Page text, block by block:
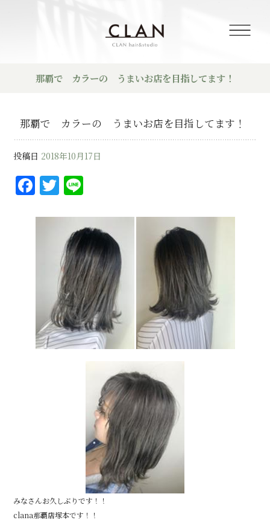
那覇で カラーの うまいお店を目指してます！
那覇で カラーの うまいお店を目指してます！
投稿日 2018年10月17日
F
a
c
k
T
w
it
te
r
e
みなさんお久しぶりです！！
clana那覇店塚本です！！